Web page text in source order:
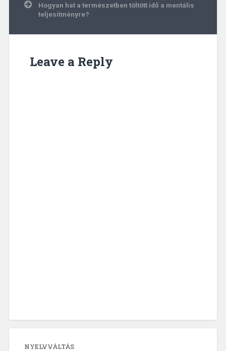
Hogyan hat a természetben töltött idő a mentális
teljesítményre?
Leave a Reply
NYELVVÁLTÁS